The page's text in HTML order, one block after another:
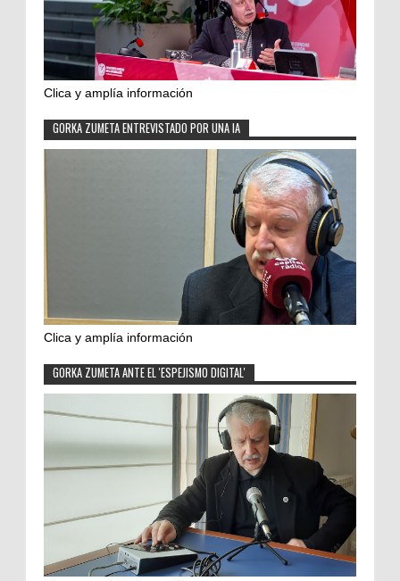
Clica y amplía información
GORKA ZUMETA ENTREVISTADO POR UNA IA
Clica y amplía información
GORKA ZUMETA ANTE EL 'ESPEJISMO DIGITAL'